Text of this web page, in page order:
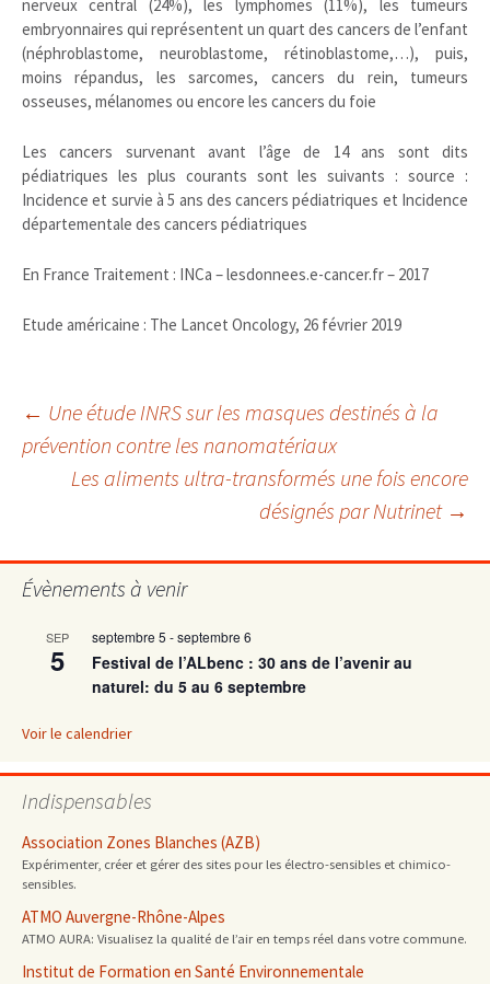
nerveux central (24%), les lymphomes (11%), les tumeurs
embryonnaires qui représentent un quart des cancers de l’enfant
(néphroblastome, neuroblastome, rétinoblastome,…), puis,
moins répandus, les sarcomes, cancers du rein, tumeurs
osseuses, mélanomes ou encore les cancers du foie
Les cancers survenant avant l’âge de 14 ans sont dits
pédiatriques les plus courants sont les suivants : source :
Incidence et survie à 5 ans des cancers pédiatriques et Incidence
départementale des cancers pédiatriques
En France Traitement : INCa – lesdonnees.e-cancer.fr – 2017
Etude américaine : The Lancet Oncology, 26 février 2019
Navigation
des
articles
← Une étude INRS sur les masques destinés à la
prévention contre les nanomatériaux
Les aliments ultra-transformés une fois encore
désignés par Nutrinet →
Évènements à venir
SEP
5
septembre 5 -septembre 6
Festival de l’ALbenc : 30 ans de l’avenir au
naturel: du 5 au 6 septembre
Voir le calendrier
Indispensables
Association Zones Blanches (AZB)
Expérimenter, créer et gérer des sites pour les électro-sensibles et chimico-
sensibles.
ATMO Auvergne-Rhône-Alpes
ATMO AURA: Visualisez la qualité de l’air en temps réel dans votre commune.
Institut de Formation en Santé Environnementale